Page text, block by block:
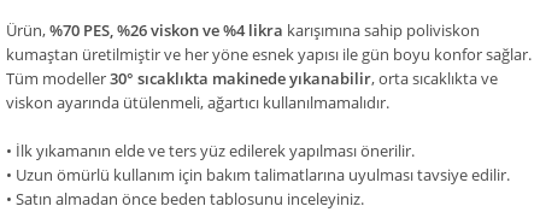
Ürün,%70 PES, %26 viskon ve %4 likra karışımına sahip poliviskon
kumaştan üretilmiştir ve her yöne esnek yapısı ile gün boyu konfor sağlar.
Tüm modeller30° sıcaklıkta makinede yıkanabilir, orta sıcaklıkta ve
viskon ayarında ütülenmeli, ağartıcı kullanılmamalıdır.
• İlk yıkamanın elde ve ters yüz edilerek yapılması önerilir.
• Uzun ömürlü kullanım için bakım talimatlarına uyulması tavsiye edilir.
• Satın almadan önce beden tablosunu inceleyiniz.